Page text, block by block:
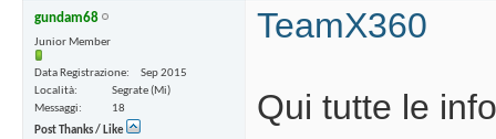
gundam68
Junior Member
Data Registrazione
Sep 2015
Località
Segrate (Mi)
Messaggi
18
Post Thanks / Like
TeamX360
Qui tutte le